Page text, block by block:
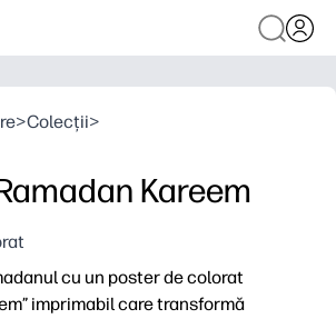
>Colecții>
Kareem
cu un poster de colorat
imprimabil care transformă